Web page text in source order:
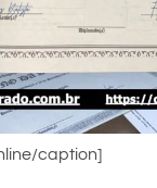
caption]